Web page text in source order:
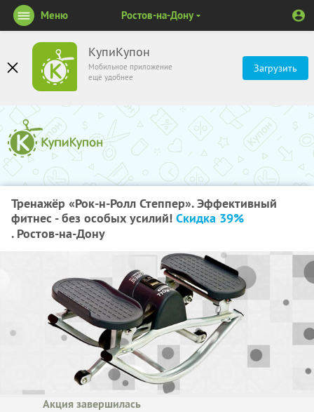
КупиКупон
Мобильное приложение
ещё удобнее
Загрузить
Меню Ростов-на-Дону
Тренажёр «Рок-н-Ролл Степпер». Эффективный
фитнес - без особых усилий! Скидка 39%
. Ростов-на-Дону
Акция завершилась